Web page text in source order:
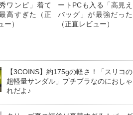
ワンピ」着て
高すぎた（正
ー）
ートPCも入る「高見え
バッグ」が最強だった
（正直レビュー）
【3COINS】約175gの軽さ！「スリコの
超軽量サンダル」プチプラなのにおしゃ
れだよ♪